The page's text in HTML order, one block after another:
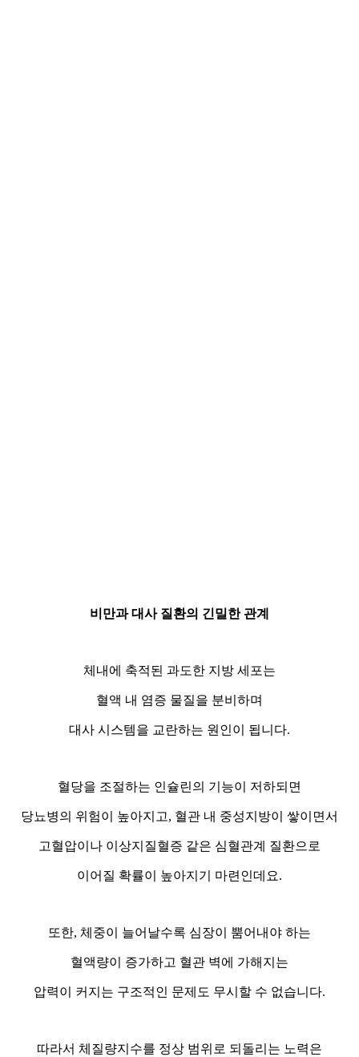
비만과 대사 질환의 긴밀한 관계
체내에 축적된 과도한 지방 세포는
혈액 내 염증 물질을 분비하며
대사 시스템을 교란하는 원인이 됩니다.
혈당을 조절하는 인슐린의 기능이 저하되면
당뇨병의 위험이 높아지고, 혈관 내 중성지방이 쌓이면서
고혈압이나 이상지질혈증 같은 심혈관계 질환으로
이어질 확률이 높아지기 마련인데요.
또한, 체중이 늘어날수록 심장이 뿜어내야 하는
혈액량이 증가하고 혈관 벽에 가해지는
압력이 커지는 구조적인 문제도 무시할 수 없습니다.
따라서 체질량지수를 정상 범위로 되돌리는 노력은